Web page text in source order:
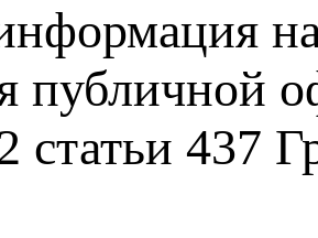
на
публичной
статьи 437